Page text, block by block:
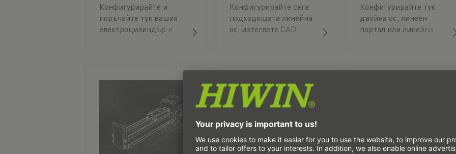
Конфигурирайте и
поръчайте тук вашия
електроцилиндър и
Конфигурирайте сега
подходящата линейна
ос, изтеглете CAD
системи
Конфигурирайте тук
двойна ос, линеен
портал или линейна